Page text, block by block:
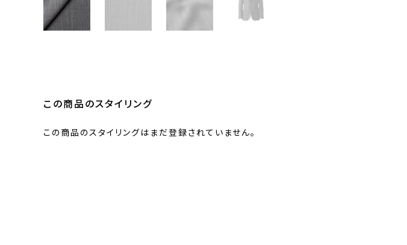
この商品のスタイリング
この商品のスタイリングはまだ登録されていません。